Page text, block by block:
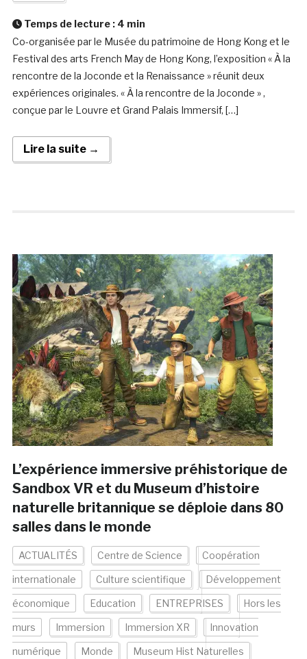
Temps de lecture : 4 min
Co-organisée par le Musée du patrimoine de Hong Kong et le
Festival des arts French May de Hong Kong, l’exposition « À la
rencontre de la Joconde et la Renaissance » réunit deux
expériences originales. « À la rencontre de la Joconde » ,
conçue par le Louvre et Grand Palais Immersif, […]
Lire la suite →
L’expérience immersive préhistorique de
Sandbox VR et du Museum d’histoire
naturelle britannique se déploie dans 80
salles dans le monde
ACTUALITÉS Centre de Science Coopération
internationale Culture scientifique Développement
économique Education ENTREPRISES Hors les
murs Immersion Immersion XR Innovation
numérique Monde Museum Hist Naturelles